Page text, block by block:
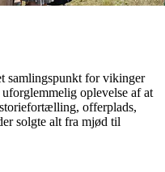
samlingspunkt for vikinger
oplevelse af at
offerplads,
solgte alt fra mjød til